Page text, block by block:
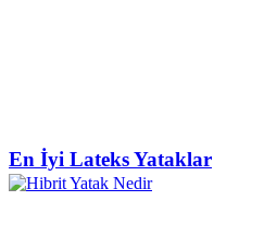
En İyi Lateks Yataklar